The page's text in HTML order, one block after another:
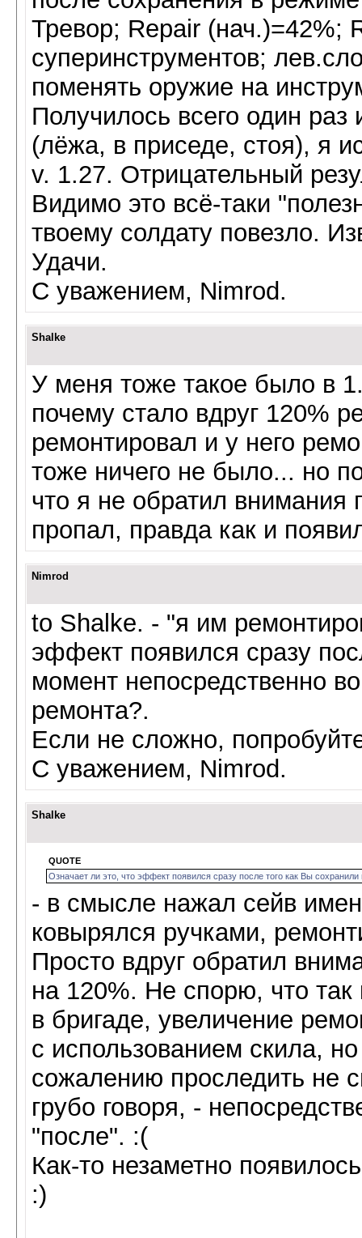
Тревор; Repair (нач.)=42%;
суперинструментов;
поменять оружие на
Получилось всего один
(лёжа, в приседе, стоя), я
v. 1.27. Отрицательный
Видимо это всё-таки
твоему солдату повезло.
Удачи.
С уважением, Nimrod.
Shalke
У меня тоже такое было в
почему стало вдруг 120%
ремонтировал и у него
тоже ничего не было... но
что я не обратил внимания
пропал, правда как и
Nimrod
to Shalke. - "я им
эффект появился сразу
момент непосредственно
ремонта?.
Если не сложно,
С уважением, Nimrod.
Shalke
QUOTE
Означает ли это, что эффект появился сразу после того как Вы
- в смысле нажал сейв
ковырялся ручками,
Просто вдруг обратил
на 120%. Не спорю, что
в бригаде, увеличение
с использованием скила,
сожалению проследить не
грубо говоря, -
"после". :(
Как-то незаметно
:)